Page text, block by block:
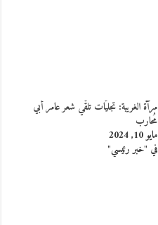
مرآة الغريبة: تجليّات تلقّي شعر عامر أبي
مُحارب
مايو 10, 2024
في "خبر رئيسي"